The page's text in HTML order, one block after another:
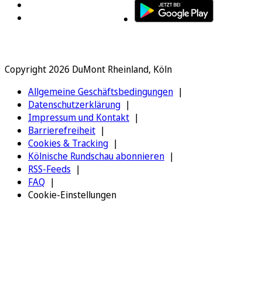
Copyright 2026 DuMont Rheinland, Köln
Allgemeine Geschäftsbedingungen
Datenschutzerklärung
Impressum und Kontakt
Barrierefreiheit
Cookies & Tracking
Kölnische Rundschau abonnieren
RSS-Feeds
FAQ
Cookie-Einstellungen